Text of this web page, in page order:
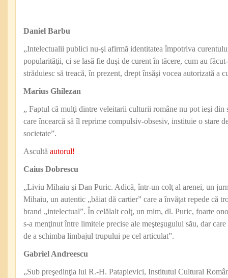
Daniel Barbu
„Intelectualii publici nu-şi afirmă identitatea împotriva
popularităţii, ci se lasă fie duşi de curent în tăcere, cum au
străduiesc să treacă, în prezent, drept însăşi vocea autorizată a
Marius Ghilezan
„ Faptul că mulţi dintre veleitarii culturii române nu pot ieşi din
care încearcă să îl reprime compulsiv-obsesiv, instituie o stare
societate”.
Ascultă autorul!
Caius Dobrescu
„Liviu Mihaiu şi Dan Puric. Adică, într-un colţ al arenei, un
Mihaiu, un autentic „băiat dă cartier” care a învăţat repede că
brand „intelectual”. În celălalt colţ, un mim, dl. Puric, foarte
s-a menţinut între limitele precise ale meşteşugului său, dar
de a schimba limbajul trupului pe cel articulat”.
Gabriel Andreescu
„Sub preşedinţia lui R.-H. Patapievici, Institutul Cultural